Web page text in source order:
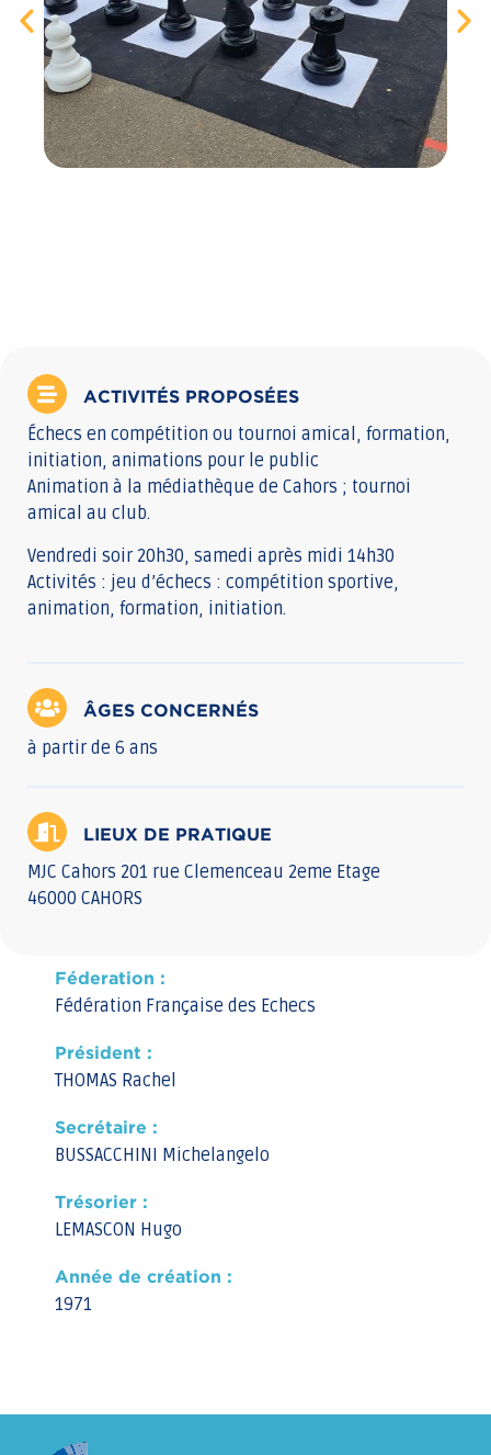
ACTIVITÉS PROPOSÉES
Échecs en compétition ou tournoi amical, formation,
initiation, animations pour le public
Animation à la médiathèque de Cahors ; tournoi
amical au club.
Vendredi soir 20h30, samedi après midi 14h30
Activités : jeu d’échecs : compétition sportive,
animation, formation, initiation.
ÂGES CONCERNÉS
à partir de 6 ans
LIEUX DE PRATIQUE
MJC Cahors 201 rue Clemenceau 2eme Etage
46000 CAHORS
Féderation :
Fédération Française des Echecs
Président :
THOMAS Rachel
Secrétaire :
BUSSACCHINI Michelangelo
Trésorier :
LEMASCON Hugo
Année de création :
1971